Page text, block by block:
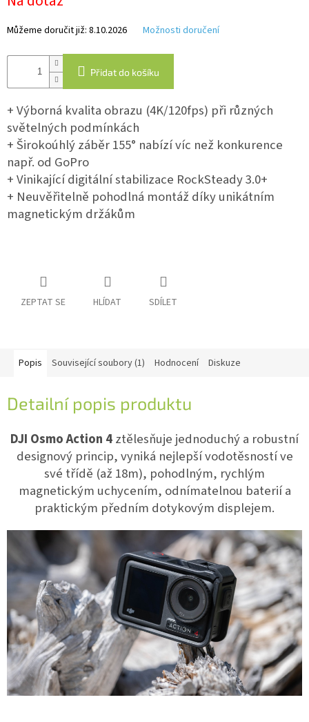
IP
Můžeme doručit již: 8.10.2026 Možnosti doručení
Přidat do košíku
+ Výborná kvalita obrazu (4K/120fps) při různých
světelných podmínkách
+ Širokoúhlý záběr 155° nabízí víc než konkurence
např. od GoPro
+ Vinikající digitální stabilizace RockSteady 3.0+
+ Neuvěřitelně pohodlná montáž díky unikátním
magnetickým držákům
ZEPTAT SE HLÍDAT SDÍLET
Popis Související soubory (1) Hodnocení Diskuze
Detailní popis produktu
DJI Osmo Action 4ztělesňuje jednoduchý a robustní
designový princip, vyniká nejlepší vodotěsností ve
své třídě (až 18m), pohodlným, rychlým
magnetickým uchycením, odnímatelnou baterií a
praktickým předním dotykovým displejem.